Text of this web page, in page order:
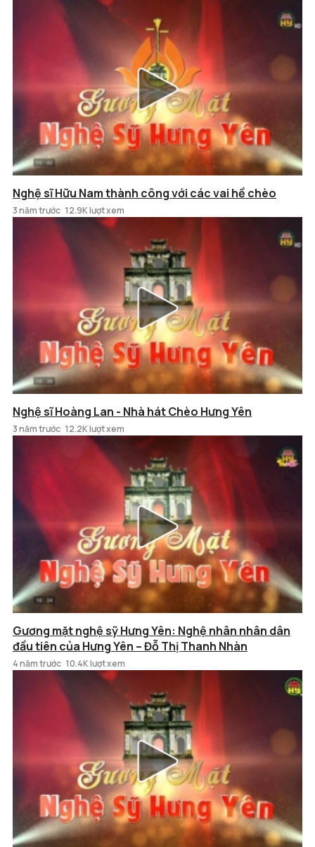
Nghệ sĩ Hữu Nam thành công với các vai hề chèo
3 năm trước 12.9K lượt xem
Nghệ sĩ Hoàng Lan - Nhà hát Chèo Hưng Yên
3 năm trước 12.2K lượt xem
Gương mặt nghệ sỹ Hưng Yên: Nghệ nhân nhân dân
đầu tiên của Hưng Yên – Đỗ Thị Thanh Nhàn
4 năm trước 10.4K lượt xem